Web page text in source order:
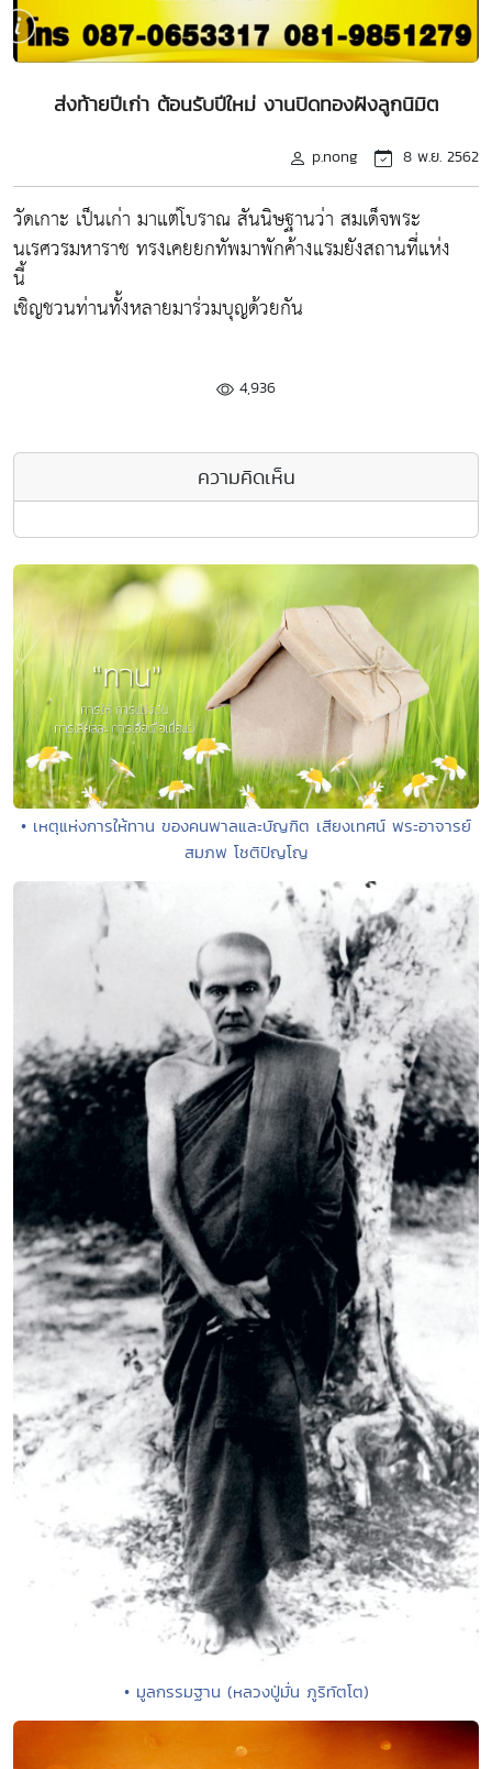
ส่งท้ายปีเก่า ต้อนรับปีใหม่ งานปิดทองฝังลูกนิมิต
p.nong 8 พ.ย. 2562
วัดเกาะ เป็นเก่า มาแต่โบราณ สันนิษฐานว่า สมเด็จพระ
นเรศวรมหาราช ทรงเคยยกทัพมาพักค้างแรมยังสถานที่แห่ง
นี้
เชิญชวนท่านทั้งหลายมาร่วมบุญด้วยกัน
4,936
ความคิดเห็น
• เหตุแห่งการให้ทาน ของคนพาลและบัญฑิต เสียงเทศน์ พระอาจารย์
สมภพ โชติปัญโญ
• มูลกรรมฐาน (หลวงปู่มั่น ภูริทัตโต)